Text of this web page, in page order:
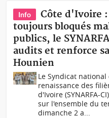
Info
Côte d'Ivoire :
toujours bloqués
publics, le
audits et renforce
Hounien
Le Syndicat
renaissance des
d'Ivoire (SYNARFA-
sur l'ensemble du
dimanche 2 a...